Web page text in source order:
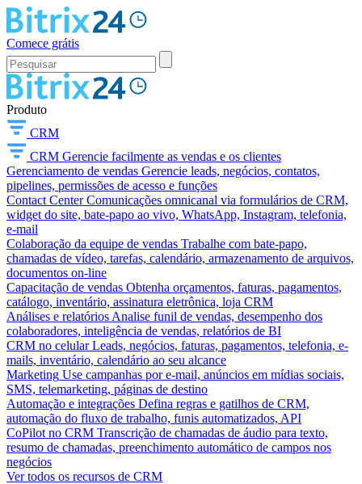
Comece grátis
Produto
CRM
CRM Gerencie facilmente as vendas e os clientes
Gerenciamento de vendas Gerencie leads, negócios, contatos,
pipelines, permissões de acesso e funções
Contact Center Comunicações omnicanal via formulários de CRM,
widget do site, bate-papo ao vivo, WhatsApp, Instagram, telefonia,
e-mail
Colaboração da equipe de vendas Trabalhe com bate-papo,
chamadas de vídeo, tarefas, calendário, armazenamento de arquivos,
documentos on-line
Capacitação de vendas Obtenha orçamentos, faturas, pagamentos,
catálogo, inventário, assinatura eletrônica, loja CRM
Análises e relatórios Analise funil de vendas, desempenho dos
colaboradores, inteligência de vendas, relatórios de BI
CRM no celular Leads, negócios, faturas, pagamentos, telefonia, e-
mails, inventário, calendário ao seu alcance
Marketing Use campanhas por e-mail, anúncios em mídias sociais,
SMS, telemarketing, páginas de destino
Automação e integrações Defina regras e gatilhos de CRM,
automação do fluxo de trabalho, funis automatizados, API
CoPilot no CRM Transcrição de chamadas de áudio para texto,
resumo de chamadas, preenchimento automático de campos nos
negócios
Ver todos os recursos de CRM